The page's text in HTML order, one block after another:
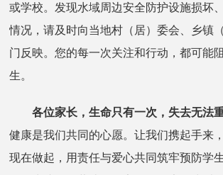
或学校。发现水域周边安全防护设施损坏
情况，请及时向当地村（居）委会、乡镇
门反映。您的每一次关注和行动，都可能
生。
各位家长，生命只有一次，失去无法
健康是我们共同的心愿。让我们携起手来
现在做起，用责任与爱心共同筑牢预防学